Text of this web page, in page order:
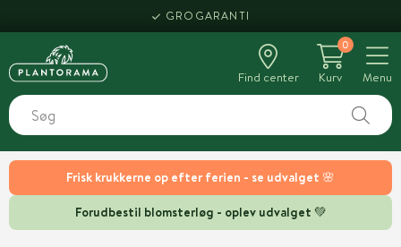
Frisk krukkerne op efter ferien - se udvalget 🌸
Forudbestil blomsterløg - oplev udvalget 💚
GROGARANTI
Find center
0
Kurv
Menu